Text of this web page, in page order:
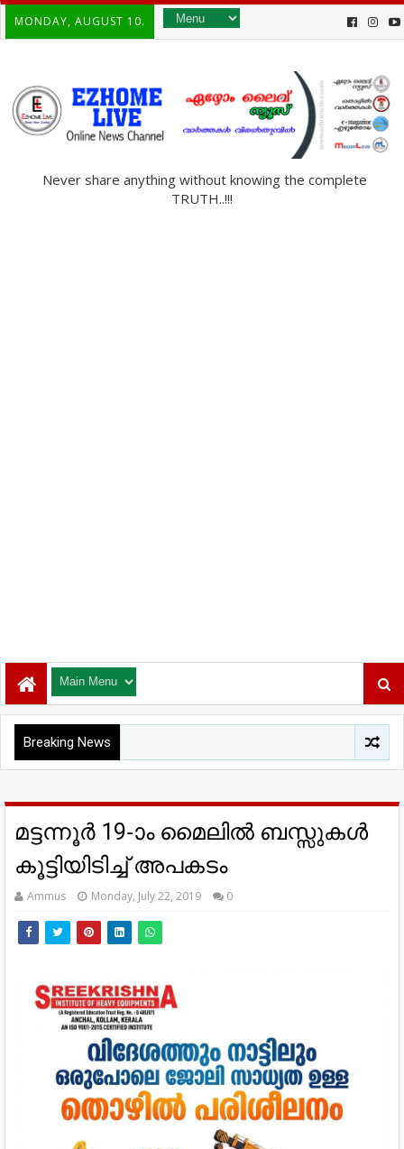
MONDAY, AUGUST 10.
Never share anything without knowing the complete
TRUTH..!!!
Breaking News
മട്ടന്നൂർ 19-ാം മൈലിൽ ബസ്സുകൾ
കൂട്ടിയിടിച്ച് അപകടം
Ammus Monday, July 22, 2019 0